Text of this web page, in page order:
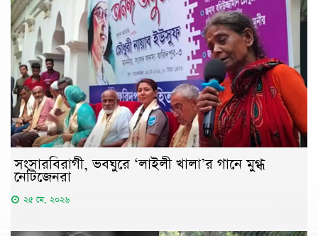
সংসারবিরাগী, ভবঘুরে ‘লাইলী খালা’র গানে মুগ্ধ
নেটিজেনরা
২৫ মে, ২০২৬